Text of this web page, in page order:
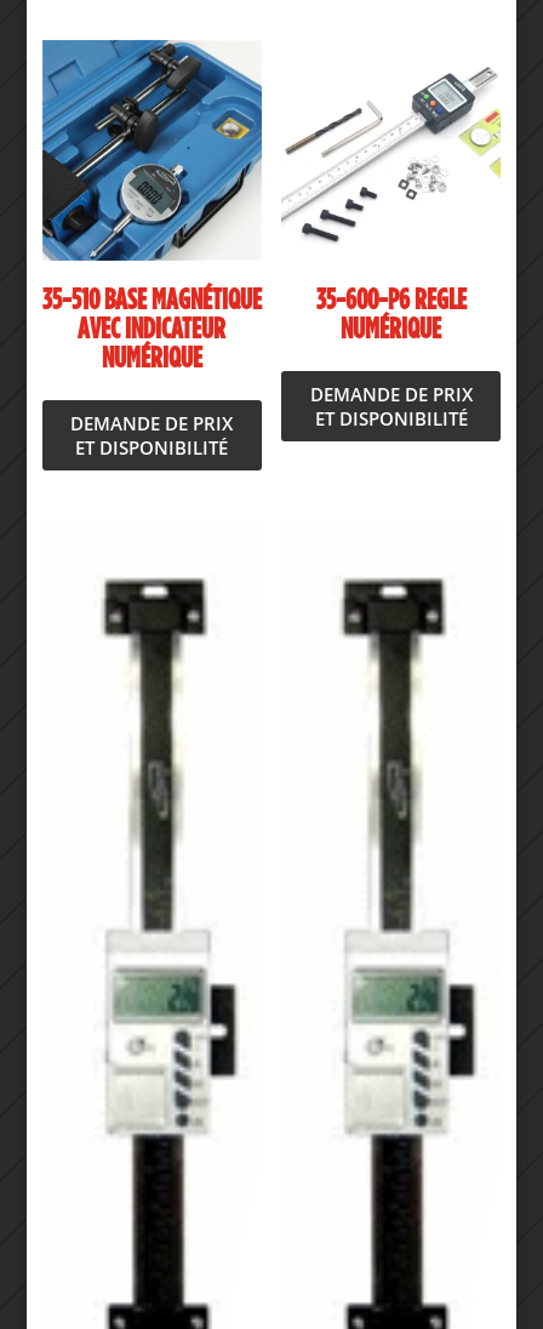
35-510 BASE MAGNÉTIQUE
AVEC INDICATEUR
NUMÉRIQUE
DEMANDE DE PRIX
ET DISPONIBILITÉ
35-600-P6 REGLE
NUMÉRIQUE
DEMANDE DE PRIX
ET DISPONIBILITÉ